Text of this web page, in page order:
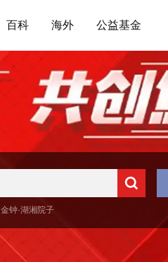
百科 海外 公益基金
金钟·湖湘院子